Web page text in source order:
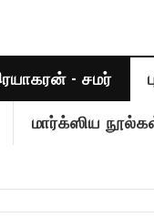
- சமர்
மார்க்ஸிய